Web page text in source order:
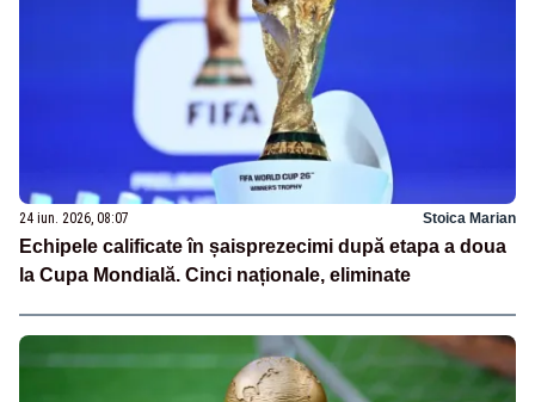
24 iun. 2026, 08:07 Stoica Marian
Echipele calificate în șaisprezecimi după etapa a doua
la Cupa Mondială. Cinci naționale, eliminate